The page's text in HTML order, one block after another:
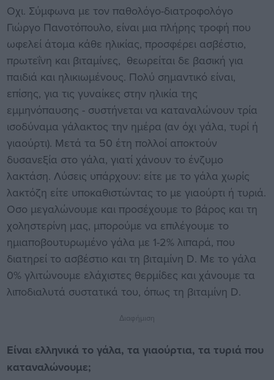
Οχι. Σύμφωνα με τον παθολόγο-διατροφολόγο
Γιώργο Πανοτόπουλο, είναι μια πλήρης τροφή που
ωφελεί άτομα κάθε ηλικίας, προσφέρει ασβέστιο,
πρωτεΐνη και βιταμίνες, θεωρείται δε βασική για
παιδιά και ηλικιωμένους. Πολύ σημαντικό είναι,
επίσης, για τις γυναίκες στην ηλικία της
εμμηνόπαυσης - συστήνεται να καταναλώνουν τρία
ισοδύναμα γάλακτος την ημέρα (αν όχι γάλα, τυρί ή
γιαούρτι). Μετά τα 50 έτη πολλοί αποκτούν
δυσανεξία στο γάλα, γιατί χάνουν το ένζυμο
λακτάση. Λύσεις υπάρχουν: είτε με το γάλα χωρίς
λακτόζη είτε υποκαθιστώντας το με γιαούρτι ή τυριά.
Οσο μεγαλώνουμε και προσέχουμε το βάρος και τη
χοληστερίνη μας, μπορούμε να επιλέγουμε το
ημιαποβουτυρωμένο γάλα με 1-2% λιπαρά, που
διατηρεί το ασβέστιο και τη βιταμίνη D. Με το γάλα
0% γλιτώνουμε ελάχιστες θερμίδες και χάνουμε τα
λιποδιαλυτά συστατικά του, όπως τη βιταμίνη D.
Διαφήμιση
Είναι ελληνικά το γάλα, τα γιαούρτια, τα τυριά που
καταναλώνουμε;